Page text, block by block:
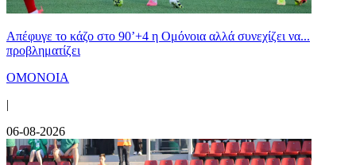
Απέφυγε το κάζο στο 90’+4 η Ομόνοια αλλά συνεχίζει να...
προβληματίζει
ΟΜΟΝΟΙΑ
|
06-08-2026